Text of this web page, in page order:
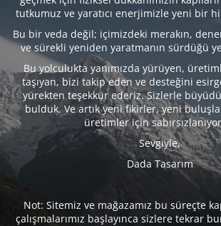
tutkumuz ve yaratıcı enerjimizle yeni bir
Bu bir veda değil; içimizdeki merakın,
ve sürekli yeniden yaratmanın sürdüğü
Bu yolculukta yanımızda yürüyen,
taşıyan, bizi takip eden ve desteğini
yürekten teşekkür ederiz. Sizlerle
bulduk. Ve artık yeni fikirler, yeni
üretimler için
Sevgiyle,
Dada Tasarım
Not: Sitemiz ve mağazamız bu süreçte
çalışmalarımız başlayınca sizlere tekrar